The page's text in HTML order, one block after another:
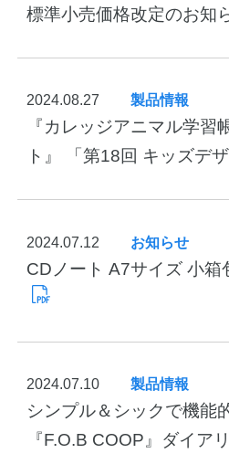
教職員の皆
OEMご希望
日本ノート
標準小売価格改定のお知
『カレッジアニマル学習
ト』 「第18回 キッズデ
2024.08.27 製品情報
CDノート A7サイズ 小箱
2024.07.12 お知らせ
シンプル＆シックで機能
『F.O.B COOP』ダイア
2024.07.10 製品情報